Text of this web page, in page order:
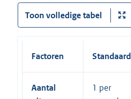
Toon volledige tabel
Factoren Standaard
Aantal
1 per